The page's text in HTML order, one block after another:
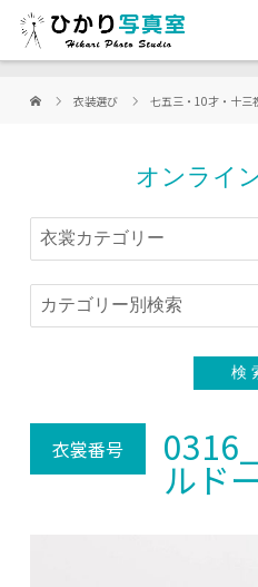
衣装選び 七五三・10才・十三
オンライ
衣裳番号
ルド